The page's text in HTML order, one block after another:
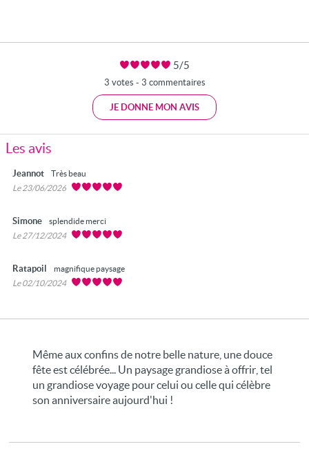
5/5
3 votes - 3 commentaires
JE DONNE MON AVIS
Les avis
Jeannot
Très beau
Le 23/06/2026
Simone
splendide merci
Le 27/12/2024
Ratapoil
magnifique paysage
Le 02/10/2024
Même aux confins de notre belle nature, une douce
fête est célébrée... Un paysage grandiose à offrir, tel
un grandiose voyage pour celui ou celle qui célèbre
son anniversaire aujourd'hui !